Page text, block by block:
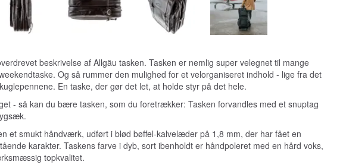
beskrivelse af Allgäu tasken. Tasken er nemlig super velegnet til mange
Og så rummer den mulighed for et velorganiseret indhold - lige fra det
En taske, der gør det let, at holde styr på det hele.
- så kan du bære tasken, som du foretrækker: Tasken forvandles med et snuptag
et smukt håndværk, udført i blød bøffel-kalvelæder på 1,8 mm, der har fået en
karakter. Taskens farve i dyb, sort ibenholdt er håndpoleret med en hård voks,
topkvalitet.